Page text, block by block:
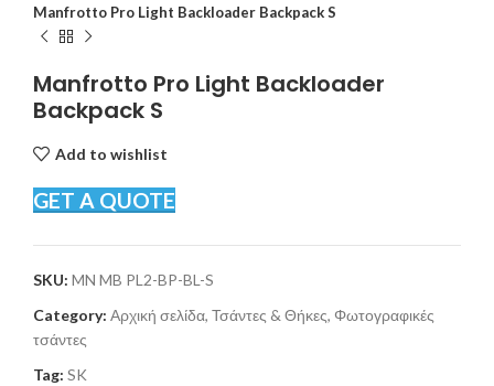
Manfrotto Pro Light Backloader Backpack S
Manfrotto Pro Light Backloader
Backpack S
Add to wishlist
GET A QUOTE
SKU: MN MB PL2-BP-BL-S
Category: Αρχική σελίδα, Τσάντες & Θήκες, Φωτογραφικές
τσάντες
Tag: SK